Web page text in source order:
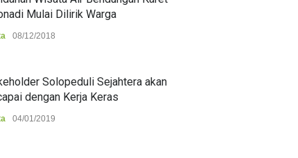
Mulai Dilirik Warga
08/12/2018
Solopeduli Sejahtera akan
dengan Kerja Keras
04/01/2019